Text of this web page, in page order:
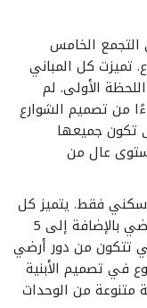
التجمع الخامس
تميزت كل المباني
الأولى. لم
من تصميم الشوارع
تكون جميعها
عال من
بالكامل من 15 مبنى سكني فقط. يتميز كل
من هذه المباني بأنه يتألف من دور أرضي بالإضافة إلى 5
تتكون من دور أرضي
التنوع في تصميم الأبنية
متنوعة من الوحدات